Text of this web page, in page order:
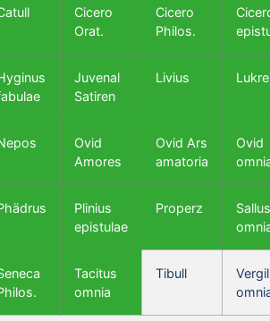
Cicero
Orat.
Cicero
Philos.
Juvenal
Satiren
Livius
Ovid
Amores
Ovid Ars
amatoria
Ovid
Plinius
epistulae
Properz
Tacitus
omnia
Tibull
Vergil